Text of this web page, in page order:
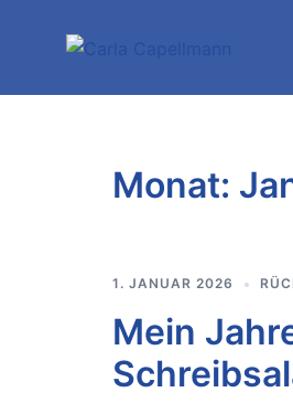
Monat:
1. JANUAR 2026
Mein